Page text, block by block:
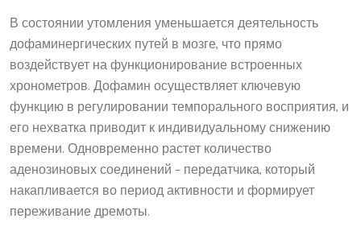
В состоянии утомления уменьшается деятельность
дофаминергических путей в мозге, что прямо
воздействует на функционирование встроенных
хронометров. Дофамин осуществляет ключевую
функцию в регулировании темпорального восприятия, и
его нехватка приводит к индивидуальному снижению
времени. Одновременно растет количество
аденозиновых соединений – передатчика, который
накапливается во период активности и формирует
переживание дремоты.